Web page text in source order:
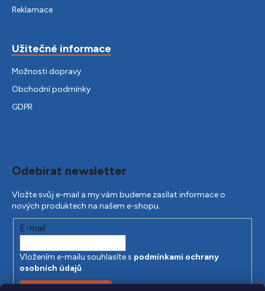
Reklamace
Užitečné informace
Možnosti dopravy
Obchodní podmínky
GDPR
Odebírat newsletter
Vložte svůj e-mail a my vám budeme zasílat informace o
nových produktech na našem e-shopu.
E-mail
Vložením e-mailu souhlasíte s podmínkami ochrany
osobních údajů